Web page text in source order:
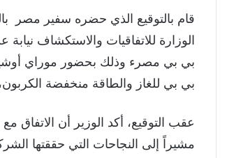
قام بالتوقيع الذي حضره سفير مصر
الوزارة للاتفاقيات والاستكشاف
بي بي مصرء وذلك بحضور موراي
بي بي للغاز والطاقة منخفضة
عقب التوقيع، أكد الوزير أن
مشيراً إلى النجاحات التي حققتها